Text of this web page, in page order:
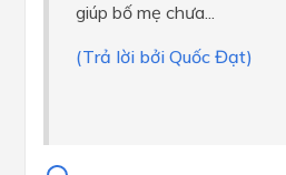
giúp bố mẹ chưa...
(Trả lời bởi Quốc Đạt)